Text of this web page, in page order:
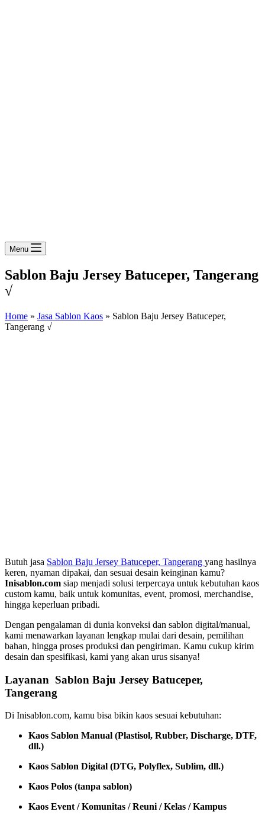
Menu
Sablon Baju Jersey Batuceper, Tangerang
√
Home » Jasa Sablon Kaos » Sablon Baju Jersey Batuceper,
Tangerang √
Butuh jasa Sablon Baju Jersey Batuceper, Tangerang yang hasilnya
keren, nyaman dipakai, dan sesuai desain keinginan kamu?
Inisablon.com siap menjadi solusi terpercaya untuk kebutuhan kaos
custom kamu, baik untuk komunitas, event, promosi, merchandise,
hingga keperluan pribadi.
Dengan pengalaman di dunia konveksi dan sablon digital/manual,
kami menawarkan layanan lengkap mulai dari desain, pemilihan
bahan, hingga proses produksi dan pengiriman. Kamu cukup kirim
desain dan spesifikasi, kami yang akan urus sisanya!
Layanan Sablon Baju Jersey Batuceper,
Tangerang
Di Inisablon.com, kamu bisa bikin kaos sesuai kebutuhan:
Kaos Sablon Manual (Plastisol, Rubber, Discharge, DTF,
dll.)
Kaos Sablon Digital (DTG, Polyflex, Sublim, dll.)
Kaos Polos (tanpa sablon)
Kaos Event / Komunitas / Reuni / Kelas / Kampus